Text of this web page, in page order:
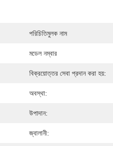
পরিচিতিমুলক নাম
মডেল নম্বার
বিক্রয়োত্তর সেবা প্রদান করা হয়:
অবস্থা:
উপাদান:
জ্বালানী: